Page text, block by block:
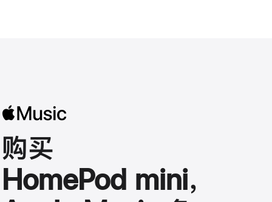
购买
HomePod mini，